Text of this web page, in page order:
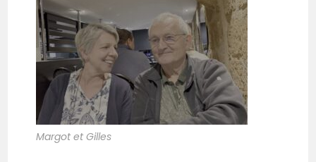
Margot et Gilles